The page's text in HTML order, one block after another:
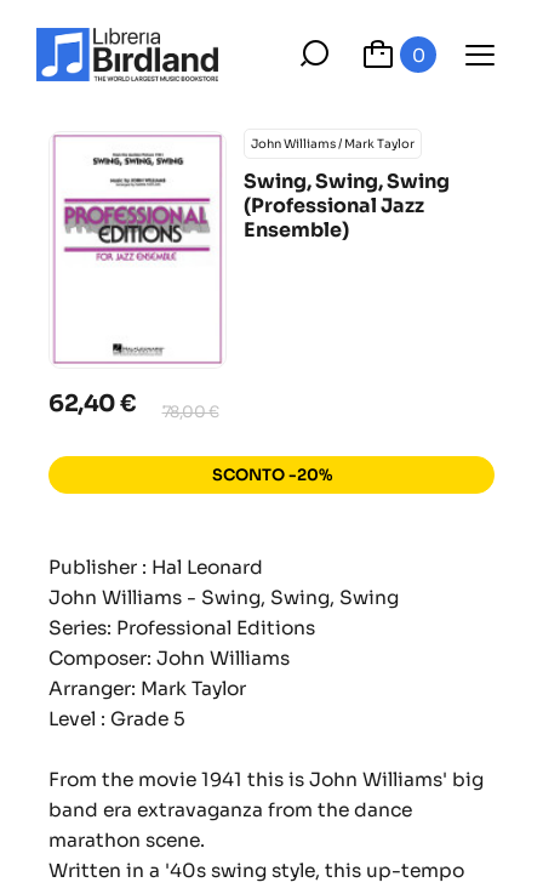
0
John Williams / Mark Taylor
Swing, Swing, Swing
(Professional Jazz
Ensemble)
62,40 € 78,00 €
SCONTO -20%
Publisher : Hal Leonard
John Williams - Swing, Swing, Swing
Series: Professional Editions
Composer: John Williams
Arranger: Mark Taylor
Level : Grade 5
From the movie 1941 this is John Williams' big
band era extravaganza from the dance
marathon scene.
Written in a '40s swing style, this up-tempo